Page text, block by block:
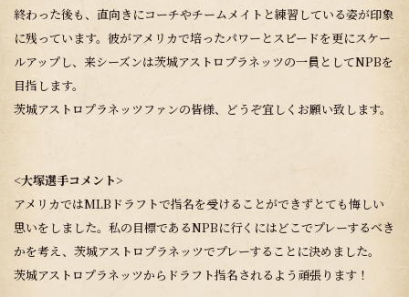
終わった後も、直向きにコーチやチームメイトと練習している姿が印象
に残っています。彼がアメリカで培ったパワーとスピードを更にスケー
ルアップし、来シーズンは茨城アストロプラネッツの一員としてNPBを
目指します。
茨城アストロプラネッツファンの皆様、どうぞ宜しくお願い致します。
<大塚選手コメント>
アメリカではMLBドラフトで指名を受けることができずとても悔しい
思いをしました。私の目標であるNPBに行くにはどこでプレーするべき
かを考え、茨城アストロプラネッツでプレーすることに決めました。
茨城アストロプラネッツからドラフト指名されるよう頑張ります！